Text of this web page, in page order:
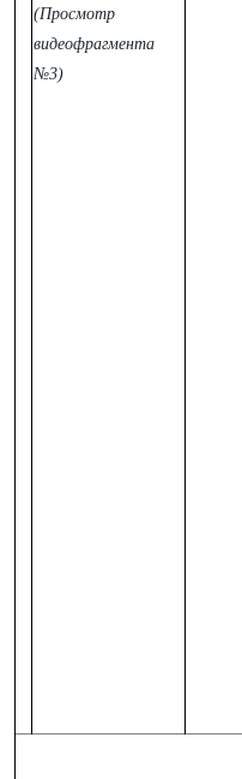
(Просмотр
видеофрагмента
№3)